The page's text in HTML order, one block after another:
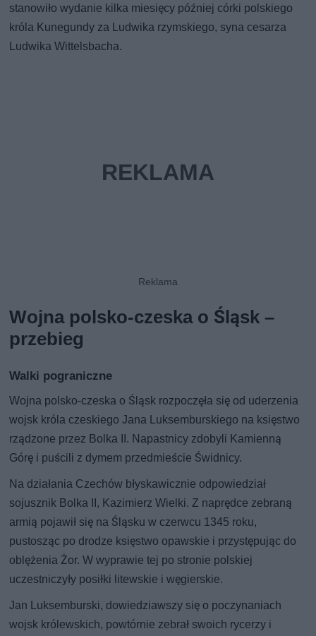
stanowiło wydanie kilka miesięcy później córki polskiego
króla Kunegundy za Ludwika rzymskiego, syna cesarza
Ludwika Wittelsbacha.
Wojna polsko-czeska o Śląsk –
przebieg
Walki pograniczne
Wojna polsko-czeska o Śląsk rozpoczęła się od uderzenia
wojsk króla czeskiego Jana Luksemburskiego na księstwo
rządzone przez Bolka II. Napastnicy zdobyli Kamienną
Górę i puścili z dymem przedmieście Świdnicy.
Na działania Czechów błyskawicznie odpowiedział
sojusznik Bolka II, Kazimierz Wielki. Z naprędce zebraną
armią pojawił się na Śląsku w czerwcu 1345 roku,
pustosząc po drodze księstwo opawskie i przystępując do
oblężenia Żor. W wyprawie tej po stronie polskiej
uczestniczyły posiłki litewskie i węgierskie.
Jan Luksemburski, dowiedziawszy się o poczynaniach
wojsk królewskich, powtórnie zebrał swoich rycerzy i